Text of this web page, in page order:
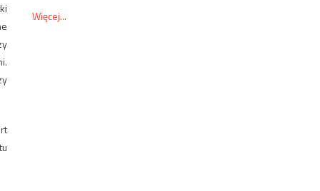
Więcej...